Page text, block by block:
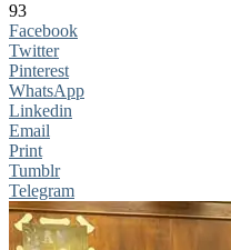
93
Facebook
Twitter
Pinterest
WhatsApp
Linkedin
Email
Print
Tumblr
Telegram